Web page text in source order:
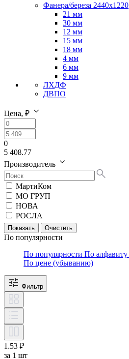
Фанера/береза 2440х1220
21 мм
30 мм
12 мм
15 мм
18 мм
4 мм
6 мм
9 мм
ЛХДФ
ДВПО
Цена, ₽
0
5 408.77
Производитель
МартиКом
МО ГРУП
НОВА
РОСЛА
По популярности
По популярности По алфавиту
По цене (убыванию)
Фильтр
1.53 ₽
за 1 шт